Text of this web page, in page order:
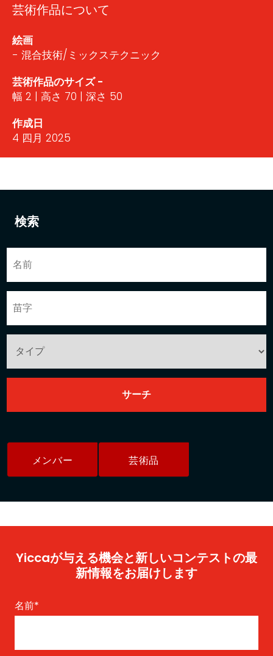
検索
メンバー 芸術品
芸術作品について
絵画
- 混合技術/ミックステクニック
芸術作品のサイズ -
幅 2 | 高さ 70 | 深さ 50
作成日
4 四月 2025
Yiccaが与える機会と新しいコンテストの最
新情報をお届けします
名前*